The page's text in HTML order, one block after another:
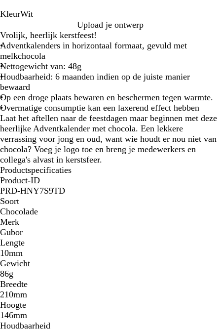
KleurWit
i
t
Upload je ontwerp
Vrolijk, heerlijk kerstfeest!
Adventkalenders in horizontaal formaat, gevuld met
melkchocola
Nettogewicht van: 48g
Houdbaarheid: 6 maanden indien op de juiste manier
bewaard
Op een droge plaats bewaren en beschermen tegen warmte.
Overmatige consumptie kan een laxerend effect hebben
Laat het aftellen naar de feestdagen maar beginnen met deze
heerlijke Adventkalender met chocola. Een lekkere
verrassing voor jong en oud, want wie houdt er nou niet van
chocola? Voeg je logo toe en breng je medewerkers en
collega's alvast in kerstsfeer.
Productspecificaties
Product-ID
PRD-HNY7S9TD
Soort
Chocolade
Merk
Gubor
Lengte
10mm
Gewicht
86g
Breedte
210mm
Hoogte
146mm
Houdbaarheid